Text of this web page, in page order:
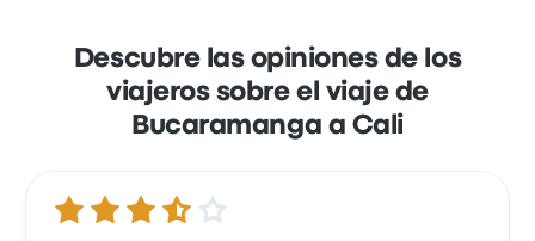
Descubre las opiniones de los
viajeros sobre el viaje de
Bucaramanga a Cali
3.6 de 5 estrellas